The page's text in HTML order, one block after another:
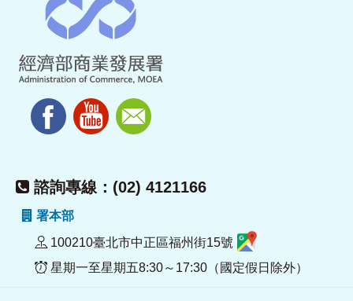
諮詢專線：(02) 4121166
署本部
100210臺北市中正區福州街15號
星期一至星期五8:30～17:30（國定假日除外）